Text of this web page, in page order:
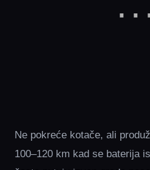
Ne pokreće kotače, ali
100–120 km kad se baterija